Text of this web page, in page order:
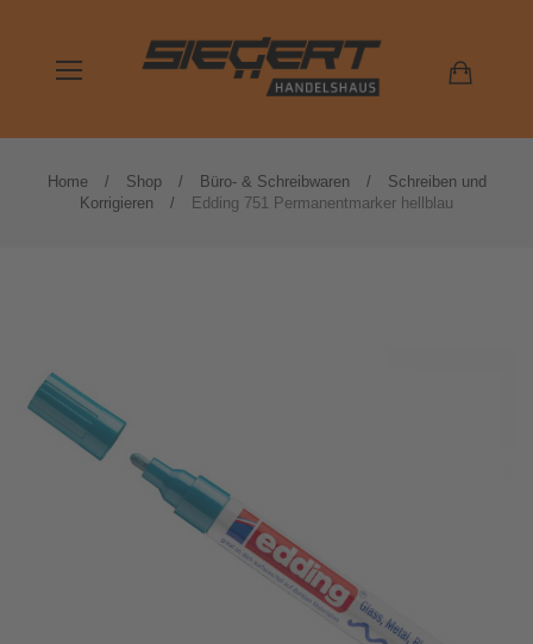
Home Shop Büro- & Schreibwaren
Schreiben und
Korrigieren
Edding 751 Permanentmarker hellblau